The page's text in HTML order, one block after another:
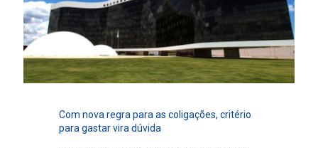
Com nova regra para as coligações, critério
para gastar vira dúvida